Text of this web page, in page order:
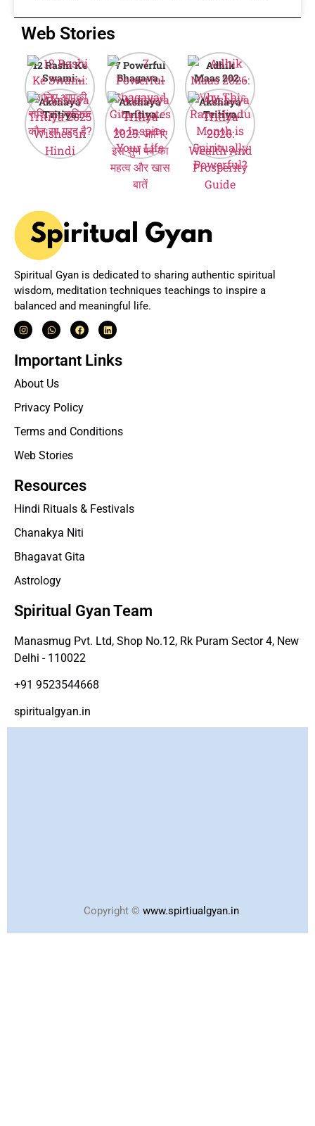
Web Stories
12 Rashi Ke
Swami:
जानिए आपकी
राशि का मालिक
कौन सा ग्रह है?
7 Powerful
Bhagavad
Gita Quotes
to Inspire
Your Life
Adhik
Maas 2026:
Why This
Rare Hindu
Month is
Spiritually
Powerful?
Akshaya
Tritiya
2025
Wishes in
Hindi
Akshaya
Tritiya
2025: जानिए
इस शुभ पर्व का
महत्व और खास
बातें
Akshaya
Tritiya
2026:
Wealth And
Prosperity
Guide
Spiritual Gyan is dedicated to sharing authentic spiritual
wisdom, meditation techniques teachings to inspire a
balanced and meaningful life.
Important Links
About Us
Privacy Policy
Terms and Conditions
Web Stories
Resources
Hindi Rituals & Festivals
Chanakya Niti
Bhagavat Gita
Astrology
Spiritual Gyan Team
Manasmug Pvt. Ltd, Shop No.12, Rk Puram Sector 4, New
Delhi - 110022
+91 9523544668
spiritualgyan.in
Copyright © www.spirtiualgyan.in